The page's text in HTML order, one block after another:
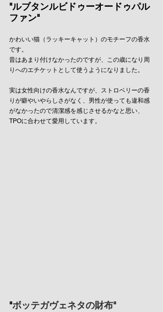
"ルブタンルビドゥーオードゥパル
ファン"
かわいい猫（ラッキーキャット）のモチーフの香水
です。
昔はあまり付けなかったのですが、この歳になり周
りへのエチケットとして使うようになりました。
実は女性向けの香水なんですが、ストロベリーの香
りが癖やいやらしさがなく、男性が使っても違和感
がなかったので清潔感を感じさせるかなと思い、
TPOに合わせて愛用しています。
"ボッテガヴェネタの財布"